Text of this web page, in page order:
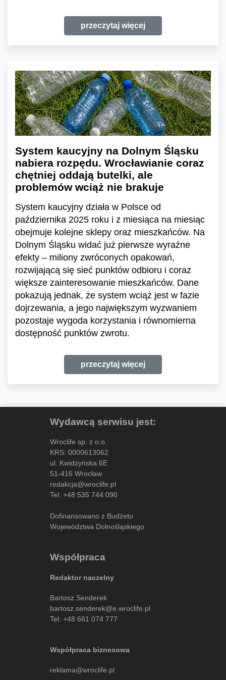
przeczytaj więcej
System kaucyjny na Dolnym Śląsku
nabiera rozpędu. Wrocławianie coraz
chętniej oddają butelki, ale
problemów wciąż nie brakuje
System kaucyjny działa w Polsce od
października 2025 roku i z miesiąca na miesiąc
obejmuje kolejne sklepy oraz mieszkańców. Na
Dolnym Śląsku widać już pierwsze wyraźne
efekty – miliony zwróconych opakowań,
rozwijającą się sieć punktów odbioru i coraz
większe zainteresowanie mieszkańców. Dane
pokazują jednak, że system wciąż jest w fazie
dojrzewania, a jego największym wyzwaniem
pozostaje wygoda korzystania i równomierna
dostępność punktów zwrotu.
przeczytaj więcej
Wydawcą serwisu jest:
Wroclife sp. z o.o.
KRS: 0000613062
ul. Kwidzyńska 6E
51-416 Wrocław
redakcja@wroclife.pl
Tel: +48 535 744 090
Dofinansowano z Budżetu
Województwa Dolnośląskiego
Współpraca
Redaktor naczelny
Bartosz Senderek
bartosz.senderek@e.wroclife.pl
Tel: +48 661 074 777
Współpraca biznesowa
reklama@wroclife.pl